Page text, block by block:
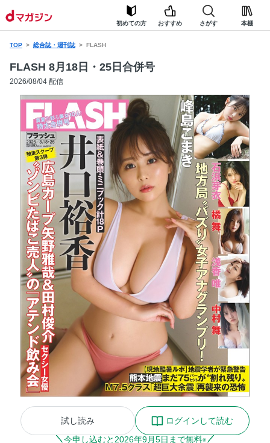
初めての方 おすすめ さがす 本棚
TOP 総合誌・週刊誌 FLASH
FLASH 8月18日・25日合併号
2026/08/04 配信
試し読み
ログインして読む
今申し込むと 2026年9月5日まで無料※